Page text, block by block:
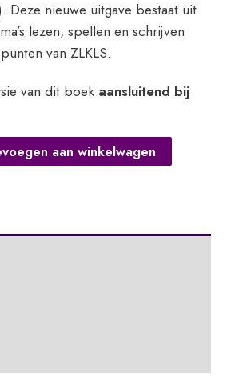
Deze nieuwe uitgave bestaat uit
lezen, spellen en schrijven
van ZLKLS.
van dit boek aansluitend bij
aan winkelwagen